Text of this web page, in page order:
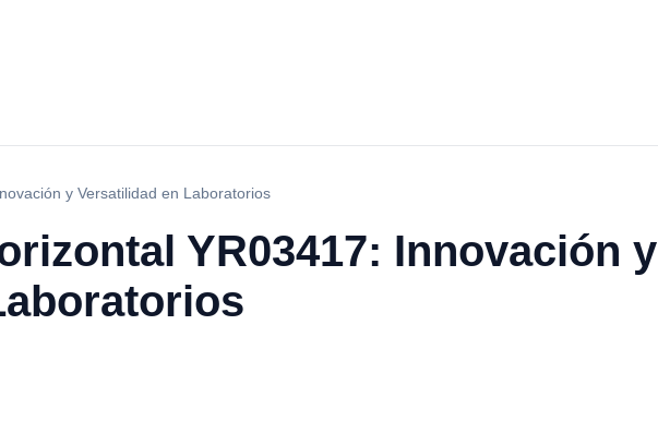
y Versatilidad en Laboratorios
YR03417: Innovación y